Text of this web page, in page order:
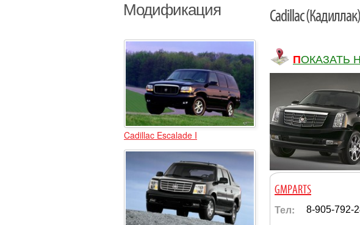
Модификация
Cadillac Escalade I
Cadillac
ПОКАЗАТЬ
GMPARTS
Тел: 8-905-792-